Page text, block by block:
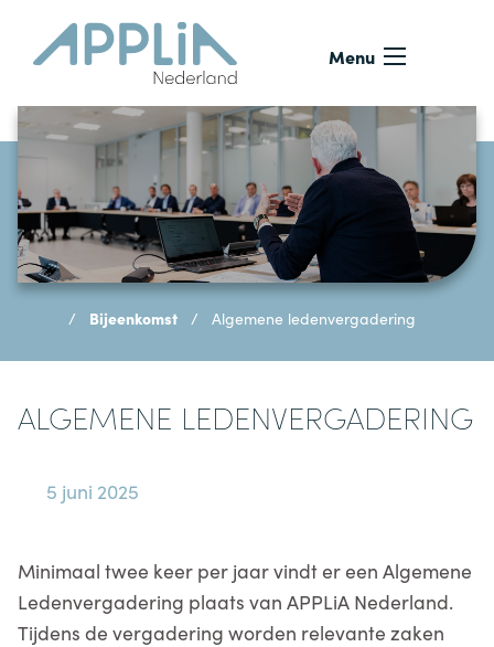
Ga naar de inhoud
Menu
Bijeenkomst Algemene ledenvergadering
ALGEMENE LEDENVERGADERING
5 juni 2025
Minimaal twee keer per jaar vindt er een Algemene
Ledenvergadering plaats van APPLiA Nederland.
Tijdens de vergadering worden relevante zaken